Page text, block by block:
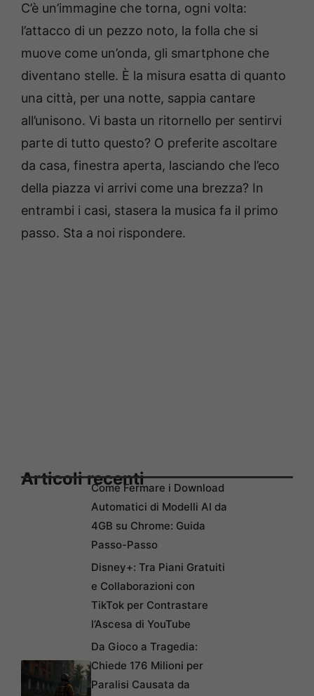
C’è un’immagine che torna, ogni volta:
l’attacco di un pezzo noto, la folla che si
muove come un’onda, gli smartphone che
diventano stelle. È la misura esatta di quanto
una città, per una notte, sappia cantare
all’unisono. Vi basta un ritornello per sentirvi
parte di tutto questo? O preferite ascoltare
da casa, finestra aperta, lasciando che l’eco
della piazza vi arrivi come una brezza? In
entrambi i casi, stasera la musica fa il primo
passo. Sta a noi rispondere.
Articoli recentiCome Fermare i Download
Automatici di Modelli AI da
4GB su Chrome: Guida
Passo-Passo
Disney+: Tra Piani Gratuiti
e Collaborazioni con
TikTok per Contrastare
l’Ascesa di YouTube
Da Gioco a Tragedia:
Chiede 176 Milioni per
Paralisi Causata da